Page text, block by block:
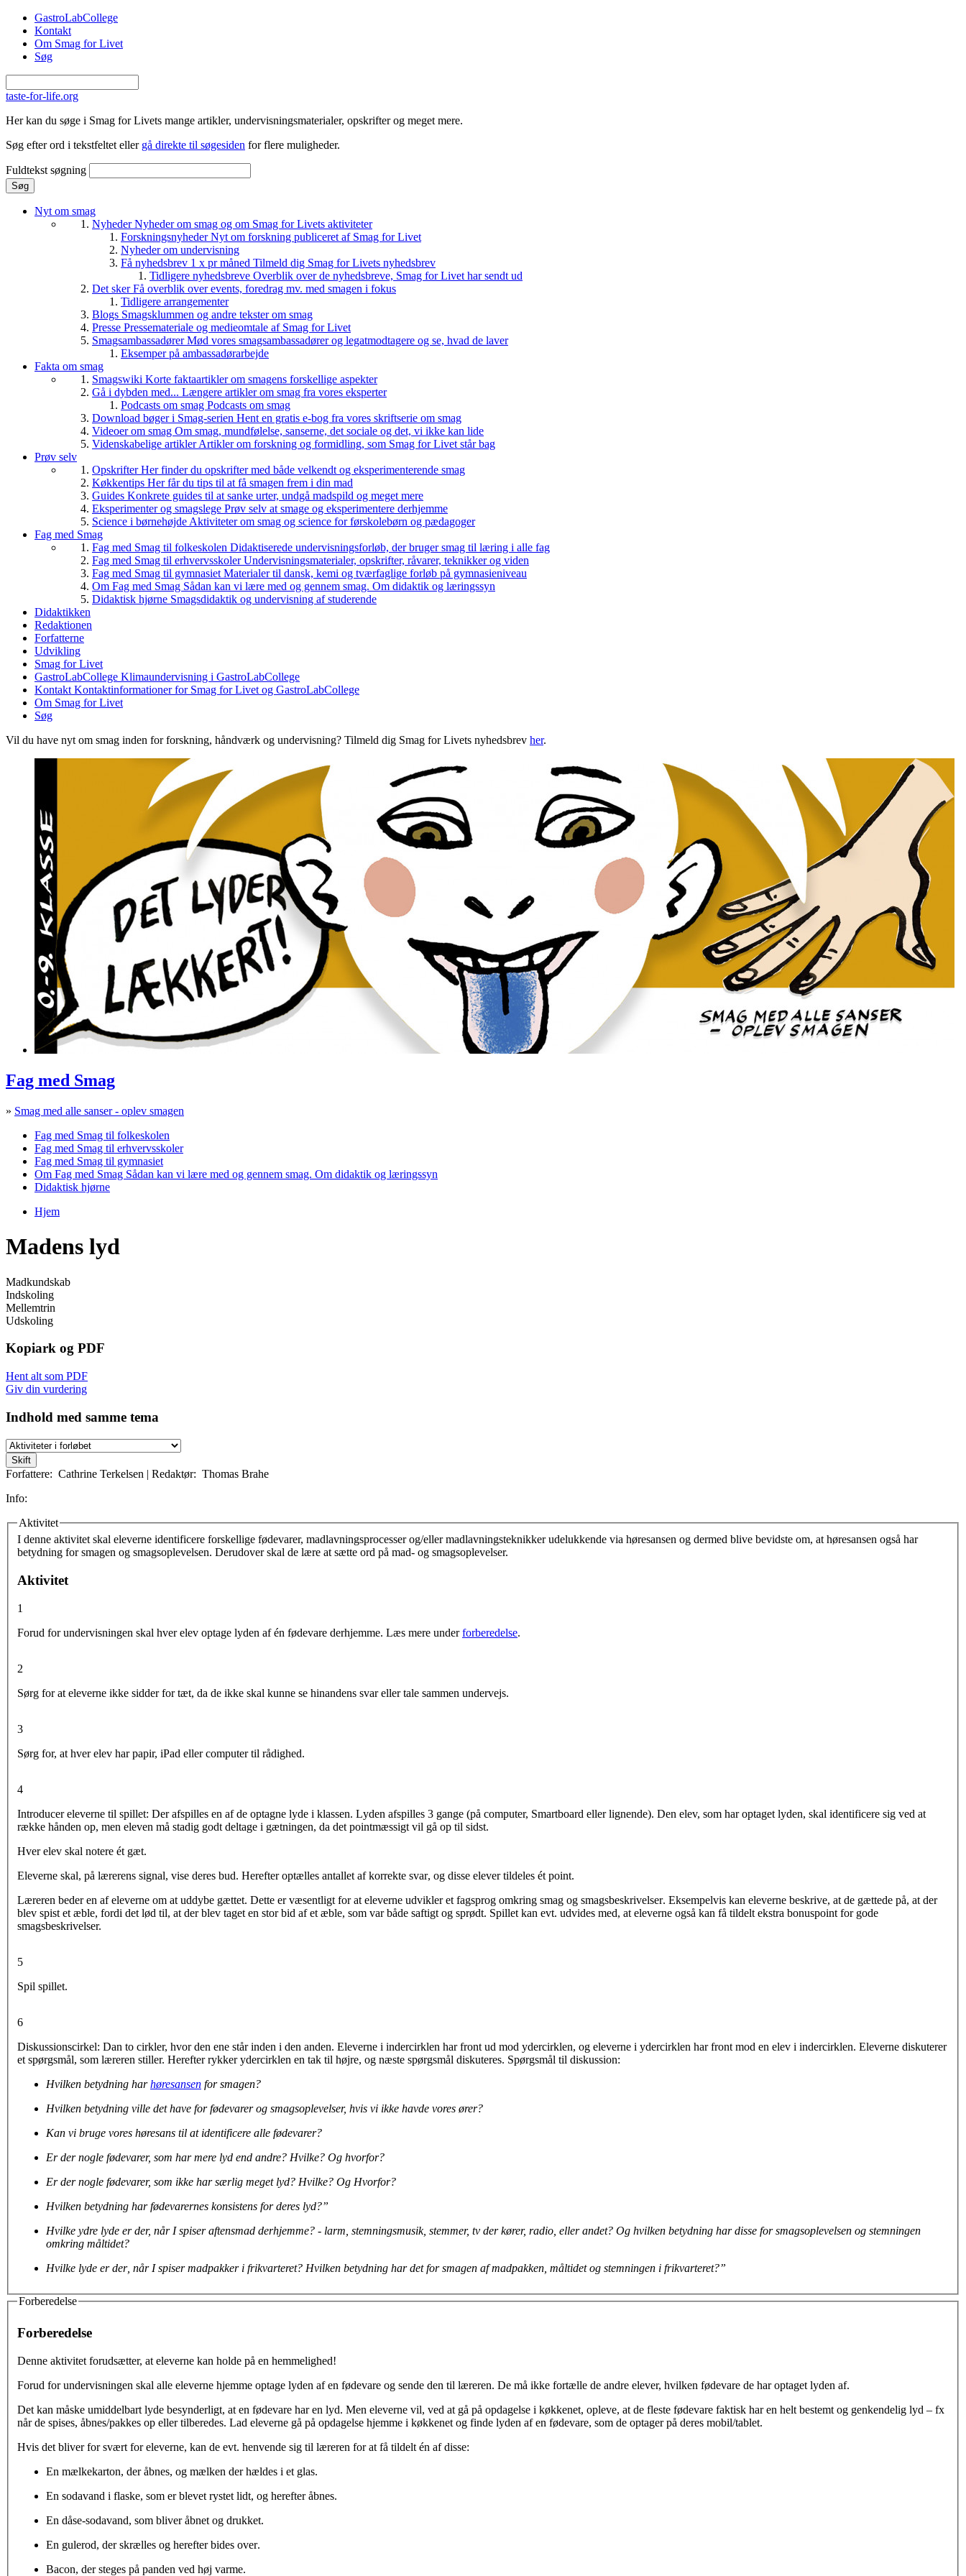
Gå til hovedindhold
GastroLabCollege
Kontakt
Om Smag for Livet
Søg
taste-for-life.org
Her kan du søge i Smag for Livets mange artikler, undervisningsmaterialer, opskrifter og meget mere.
Søg efter ord i tekstfeltet eller gå direkte til søgesiden for flere muligheder.
Fuldtekst søgning
Nyt om smag
NyhederNyheder om smag og om Smag for Livets aktiviteter
ForskningsnyhederNyt om forskning publiceret af Smag for Livet
Nyheder om undervisning
Få nyhedsbrev 1 x pr måned Tilmeld dig Smag for Livets nyhedsbrev
Tidligere nyhedsbreve Overblik over de nyhedsbreve, Smag for Livet har sendt ud
Det skerFå overblik over events, foredrag mv. med smagen i fokus
Tidligere arrangementer
Blogs Smagsklummen og andre tekster om smag
Presse Pressemateriale og medieomtale af Smag for Livet
SmagsambassadørerMød vores smagsambassadører og legatmodtagere og se, hvad de laver
Eksemper på ambassadørarbejde
Fakta om smag
Smagswiki Korte faktaartikler om smagens forskellige aspekter
Gå i dybden med... Længere artikler om smag fra vores eksperter
Podcasts om smag Podcasts om smag
Download bøger i Smag-serien Hent en gratis e-bog fra vores skriftserie om smag
Videoer om smag Om smag, mundfølelse, sanserne, det sociale og det, vi ikke kan lide
Videnskabelige artiklerArtikler om forskning og formidling, som Smag for Livet står bag
Prøv selv
OpskrifterHer finder du opskrifter med både velkendt og eksperimenterende smag
Køkkentips Her får du tips til at få smagen frem i din mad
Guides Konkrete guides til at sanke urter, undgå madspild og meget mere
Eksperimenter og smagslege Prøv selv at smage og eksperimentere derhjemme
Science i børnehøjde Aktiviteter om smag og science for førskolebørn og pædagoger
Fag med Smag
Fag med Smag til folkeskolen Didaktiserede undervisningsforløb, der bruger smag til læring i alle fag
Fag med Smag til erhvervsskolerUndervisningsmaterialer, opskrifter, råvarer, teknikker og viden
Fag med Smag til gymnasiet Materialer til dansk, kemi og tværfaglige forløb på gymnasieniveau
Om Fag med Smag Sådan kan vi lære med og gennem smag. Om didaktik og læringssyn
Didaktisk hjørne Smagsdidaktik og undervisning af studerende
Didaktikken
Redaktionen
Forfatterne
Udvikling
Smag for Livet
GastroLabCollege Klimaundervisning i GastroLabCollege
Kontakt Kontaktinformationer for Smag for Livet og GastroLabCollege
Om Smag for Livet
Søg
Vil du have nyt om smag inden for forskning, håndværk og undervisning? Tilmeld dig Smag for Livets nyhedsbrev her.
Fag med Smag
» Smag med alle sanser - oplev smagen
Fag med Smag til folkeskolen
Fag med Smag til erhvervsskoler
Fag med Smag til gymnasiet
Om Fag med Smag Sådan kan vi lære med og gennem smag. Om didaktik og læringssyn
Didaktisk hjørne
Hjem
Madens lyd
Madkundskab
Indskoling
Mellemtrin
Udskoling
Kopiark og PDF
Hent alt som PDF
Giv din vurdering
Indhold med samme tema
Forfattere: Cathrine Terkelsen | Redaktør: Thomas Brahe
Info:
Vertikale faneblade
Aktivitet
I denne aktivitet skal eleverne identificere forskellige fødevarer, madlavningsprocesser og/eller madlavningsteknikker udelukkende via høresansen og dermed blive bevidste om, at høresansen også har
betydning for smagen og smagsoplevelsen. Derudover skal de lære at sætte ord på mad- og smagsoplevelser.
Aktivitet
1
Forud for undervisningen skal hver elev optage lyden af én fødevare derhjemme. Læs mere under forberedelse.
2
Sørg for at eleverne ikke sidder for tæt, da de ikke skal kunne se hinandens svareller tale sammen undervejs.
3
Sørg for, at hver elev har papir, iPad eller computer til rådighed.
4
Introducer eleverne til spillet: Der afspilles en af de optagne lyde i klassen. Lyden afspilles 3 gange (på computer, Smartboard eller lignende). Den elev, som har optaget lyden, skal identificere sig ved at
række hånden op, men eleven må stadig godt deltage i gætningen, da det pointmæssigt vil gå op til sidst.
Hver elev skal notere ét gæt.
Eleverne skal, på lærerens signal, vise deres bud. Herefter optælles antallet af korrekte svar, og disse elever tildeles ét point.
Læreren bederen af eleverne om at uddybe gættet. Dette er væsentligt for at eleverne udvikler et fagsprog omkring smag og smagsbeskrivelser. Eksempelvis kan eleverne beskrive, at de gættede på, at der
blev spist et æble, fordi det lød til, at der blev taget en storbid afet æble, som varbåde saftigt og sprødt. Spillet kan evt. udvides med, at eleverne også kan få tildelt ekstra bonuspoint for gode
smagsbeskrivelser.
5
Spil spillet.
6
Diskussionscirkel: Dan to cirkler, hvor den ene står inden i den anden. Eleverne i indercirklen har front ud mod ydercirklen, og eleverne i ydercirklen har front mod en elev i indercirklen. Eleverne diskuterer
et spørgsmål, som læreren stiller. Herefter rykker ydercirklen en tak til højre, og næste spørgsmål diskuteres. Spørgsmål til diskussion:
Hvilken betydning harhøresansen for smagen?
Hvilken betydning ville det have for fødevarer og smagsoplevelser, hvis vi ikke havde vores ører?
Kan vi bruge vores høresans til at identificere alle fødevarer?
Er der nogle fødevarer, som har mere lyd end andre? Hvilke? Og hvorfor?
Er der nogle fødevarer, som ikke har særlig meget lyd? Hvilke? Og Hvorfor?
Hvilken betydning har fødevarernes konsistens for deres lyd?”
Hvilke ydre lyde er der, nårI spiser aftensmad derhjemme? - larm, stemningsmusik, stemmer, tv der kører, radio, eller andet? Og hvilken betydning har disse for smagsoplevelsen og stemningen
omkring måltidet?
Hvilke lyde erder, når I spiser madpakker i frikvarteret? Hvilken betydning har det for smagen af madpakken , måltidet og stemningen i frikvarteret?”
Forberedelse
Forberedelse
Denne aktivitet forudsætter, at eleverne kan holde på en hemmelighed!
Forud for undervisningen skal alle eleverne hjemme optage lyden af en fødevare og sende den til læreren. De må ikke fortælle de andre elever, hvilken fødevare de har optaget lyden af.
Det kan måske umiddelbart lyde besynderligt, at en fødevare har en lyd. Men eleverne vil, ved at gå på opdagelse i køkkenet, opleve, at de fleste fødevare faktisk har en helt bestemt og genkendelig lyd – fx
når de spises, åbnes/pakkes op ellertilberedes. Lad eleverne gå på opdagelse hjemme i køkkenet og finde lyden af en fødevare, som de optager på deres mobil/tablet.
Hvis det bliver for svært for eleverne, kan de evt. henvende sig til læreren for at få tildelt én af disse:
En mælkekarton, der åbnes, og mælken der hældes i et glas.
En sodavand i flaske, som er blevet rystet lidt, og herefter åbnes.
En dåse-sodavand, som bliver åbnet og drukket.
En gulerod, der skrælles og herefter bides over.
Bacon, der steges på panden ved høj varme.